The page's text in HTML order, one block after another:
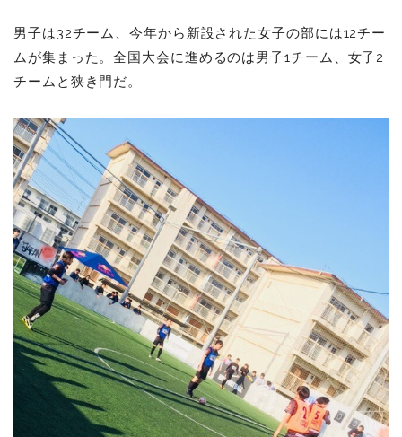
男子は32チーム、今年から新設された女子の部には12チー
ムが集まった。全国大会に進めるのは男子1チーム、女子2
チームと狭き門だ。